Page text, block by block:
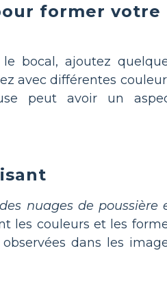
former votre
bocal, ajoutez
avec différentes
peut avoir un
nuages de poussière
les couleurs et les
dans les